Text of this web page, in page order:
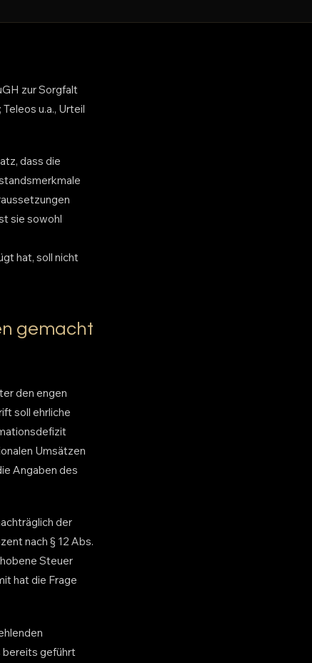
zur Sorgfalt
u.a., Urteil
dass die
sie sowohl
hat, soll nicht
gemacht
den engen
soll ehrliche
Umsätzen
Angaben des
der
nach § 12 Abs.
Steuer
hat die Frage
bereits geführt